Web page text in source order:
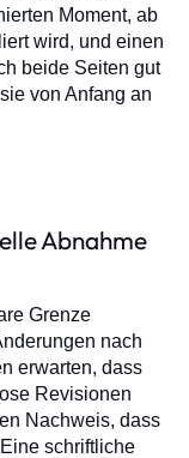
Moment, ab
wird, und einen
beide Seiten gut
von Anfang an
Abnahme
Grenze
nach
erwarten, dass
Revisionen
Nachweis, dass
schriftliche